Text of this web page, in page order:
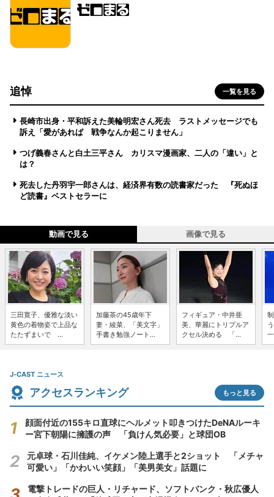
追悼 一覧を見る
長崎市出身・平和訴えた美輪明宏さん死去 ラストメッセージでも
訴え「愛があれば 戦争なんか起こりません」
つげ義春さんと白土三平さん カリスマ漫画家、二人の「違い」と
は？
死去した丹羽宇一郎さんは、経済界有数の読書家だった 『死ぬほ
ど読書』ベストセラーに
動画で見る 画像で見る
三田寛子、優雅な淡い
黄色の着物姿で上品な
たたずまいで ...
加藤茶の45歳年下
妻・綾菜、「美文字」
手書き勉強ノート...
フィギュア・中井亜
美、華麗にトリプルア
クセル決める 「...
J-CAST ニュース
アクセスランキング もっと見る
顔面付近の155キロ直球にヘルメット叩きつけたDeNAルーキ
ー宮下朝陽に擁護の声 「負けん気必要」と球団OB
元卓球・石川佳純、イケメン陸上選手と2ショット 「メチャ
可愛い」「かわいい笑顔」「美男美女」話題に
電撃トレードの巨人・リチャード、ソフトバンク・秋広優人